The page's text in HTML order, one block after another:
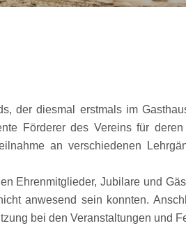
der diesmal erstmals im
Förderer des Vereins für
an verschiedenen
Ehrenmitglieder, Jubilare und
anwesend sein konnten.
bei den Veranstaltungen und